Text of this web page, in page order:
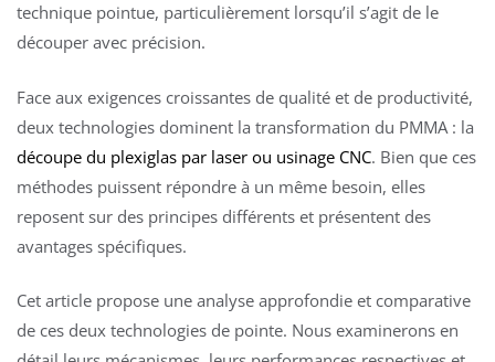
technique pointue, particulièrement lorsqu’il s’agit de le
découper avec précision.
Face aux exigences croissantes de qualité et de productivité,
deux technologies dominent la transformation du PMMA : la
découpe du plexiglas par laser ou usinage CNC. Bien que ces
méthodes puissent répondre à un même besoin, elles
reposent sur des principes différents et présentent des
avantages spécifiques.
Cet article propose une analyse approfondie et comparative
de ces deux technologies de pointe. Nous examinerons en